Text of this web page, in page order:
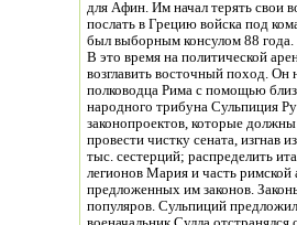
для Афин. Им начал терять свои
послать в Грецию войска под
был выборным консулом 88 года.
В это время на политической
возглавить восточный поход. Он
полководца Рима с помощью
народного трибуна Сульпиция
законопроектов, которые
провести чистку сената, изгнав
тыс. сестерций; распределить
легионов Мария и часть римской
предложенных им законов.
популяров. Сульпиций